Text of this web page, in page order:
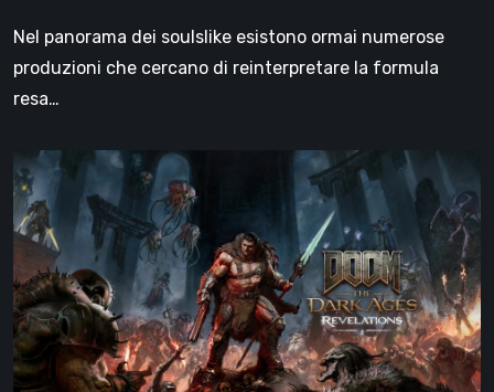
Nel panorama dei soulslike esistono ormai numerose
produzioni che cercano di reinterpretare la formula
resa…
DOOM:
The
Dark
Ages
–
Revelations,
la
recensione